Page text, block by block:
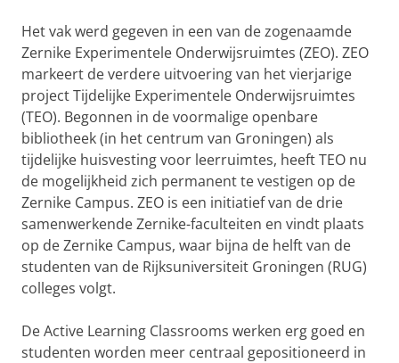
Het vak werd gegeven in een van de zogenaamde
Zernike Experimentele Onderwijsruimtes (ZEO). ZEO
markeert de verdere uitvoering van het vierjarige
project Tijdelijke Experimentele Onderwijsruimtes
(TEO). Begonnen in de voormalige openbare
bibliotheek (in het centrum van Groningen) als
tijdelijke huisvesting voor leerruimtes, heeft TEO nu
de mogelijkheid zich permanent te vestigen op de
Zernike Campus. ZEO is een initiatief van de drie
samenwerkende Zernike-faculteiten en vindt plaats
op de Zernike Campus, waar bijna de helft van de
studenten van de Rijksuniversiteit Groningen (RUG)
colleges volgt.
De Active Learning Classrooms werken erg goed en
studenten worden meer centraal gepositioneerd in